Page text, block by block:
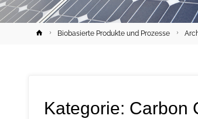
HomeBiobasierte Produkte und Prozesse
Kategorie: Carbon